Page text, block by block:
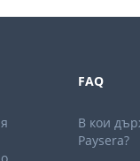
FAQ
В кои
Paysera?